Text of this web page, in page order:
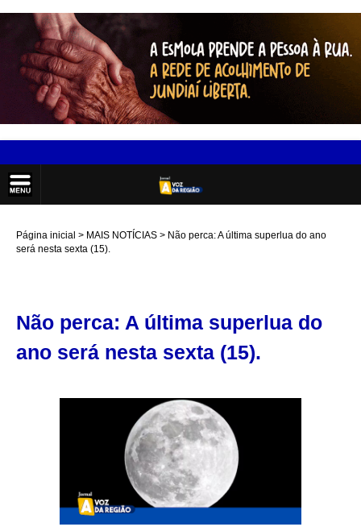
Página inicial MAIS NOTÍCIAS
Não perca: A última superlua do ano
será nesta sexta (15).
Não perca: A última superlua do
ano será nesta sexta (15).